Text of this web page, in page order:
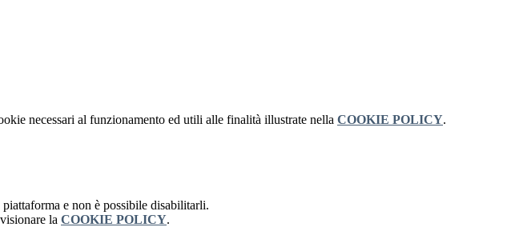
necessari al funzionamento ed utili alle finalità illustrate nella COOKIE POLICY.
e non è possibile disabilitarli.
la COOKIE POLICY.